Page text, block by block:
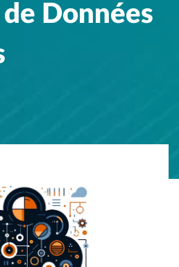
Données